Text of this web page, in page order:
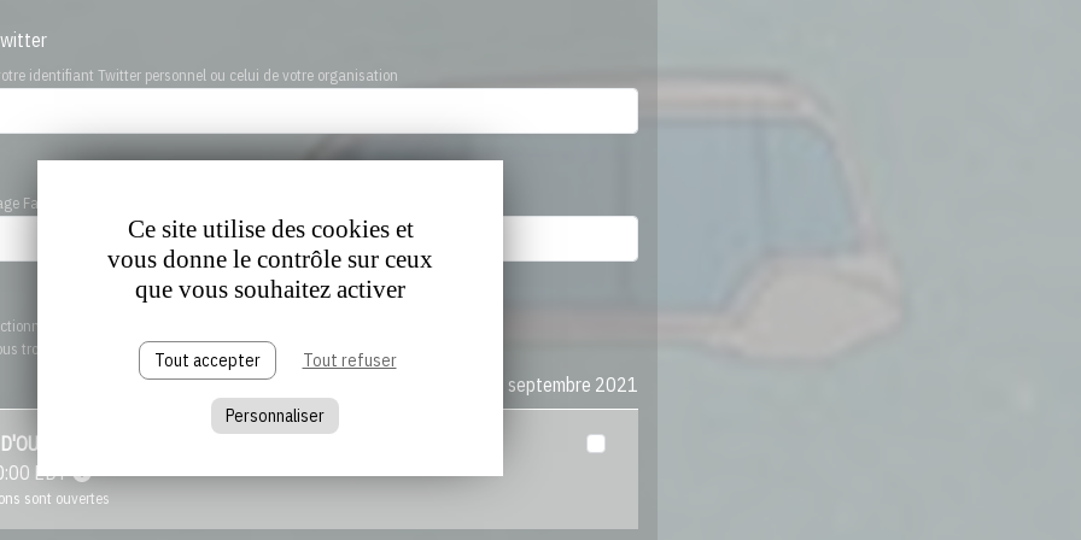
identifiant Twitter personnel ou celui de votre organisation
Facebook de votre organisation
la ou les sessions auxquelles vous souhaitez participer :
trouverez plus d'informations en cliquant sur les sessions.
Mercredi 15 septembre 2021
- APERÇU GLOBAL
EDT
sont ouvertes
Ce site utilise des cookies et
vous donne le contrôle sur ceux
que vous souhaitez activer
Tout accepter Tout refuser
Personnaliser